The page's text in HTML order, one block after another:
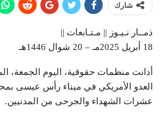
شارك
ذمــار نـيـوز || مـتـابعات ||
18 أبريل 2025مـ – 20 شوال 1446هـ
أدانت منظمات حقوقية، اليوم الجمعة،
العدو الأمريكي في ميناء رأس عيسى
عشرات الشهداء والجرحى من المدنيين.